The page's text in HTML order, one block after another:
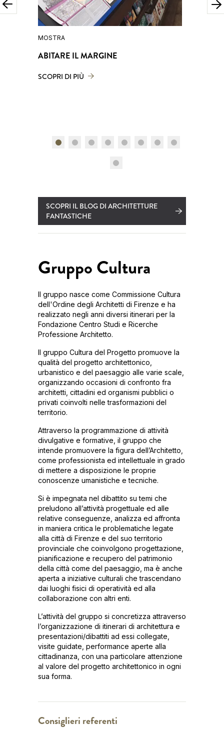
MOSTRA
ABITARE IL MARGINE
SCOPRI DI PIÙ
SCOPRI IL BLOG DI ARCHITETTURE
FANTASTICHE
Gruppo Cultura
Il gruppo nasce come Commissione Cultura
dell'Ordine degli Architetti di Firenze e ha
realizzato negli anni diversi itinerari per la
Fondazione Centro Studi e Ricerche
Professione Architetto.
Il gruppo Cultura del Progetto promuove la
qualità del progetto architettonico,
urbanistico e del paesaggio alle varie scale,
organizzando occasioni di confronto fra
architetti, cittadini ed organismi pubblici o
privati coinvolti nelle trasformazioni del
territorio.
Attraverso la programmazione di attività
divulgative e formative, il gruppo che
intende promuovere la figura dell’Architetto,
come professionista ed intellettuale in grado
di mettere a disposizione le proprie
conoscenze umanistiche e tecniche.
Si è impegnata nel dibattito su temi che
preludono all’attività progettuale ed alle
relative conseguenze, analizza ed affronta
in maniera critica le problematiche legate
alla città di Firenze e del suo territorio
provinciale che coinvolgono progettazione,
pianificazione e recupero del patrimonio
della città come del paesaggio, ma è anche
aperta a iniziative culturali che trascendano
dai luoghi fisici di operatività ed alla
collaborazione con altri enti.
L’attività del gruppo si concretizza attraverso
l’organizzazione di itinerari di architettura e
presentazioni/dibattiti ad essi collegate,
visite guidate, performance aperte alla
cittadinanza, con una particolare attenzione
al valore del progetto architettonico in ogni
sua forma.
Consiglieri referenti